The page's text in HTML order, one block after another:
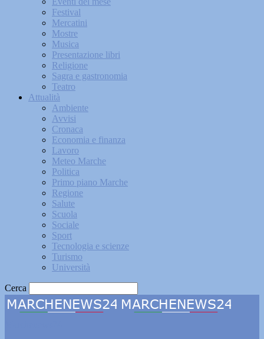
Festival
Mercatini
Mostre
Musica
Presentazione libri
Religione
Sagra e gastronomia
Teatro
Attualità
Ambiente
Avvisi
Cronaca
Economia e finanza
Lavoro
Meteo Marche
Politica
Primo piano Marche
Regione
Salute
Scuola
Sociale
Sport
Tecnologia e scienze
Turismo
Università
Cerca